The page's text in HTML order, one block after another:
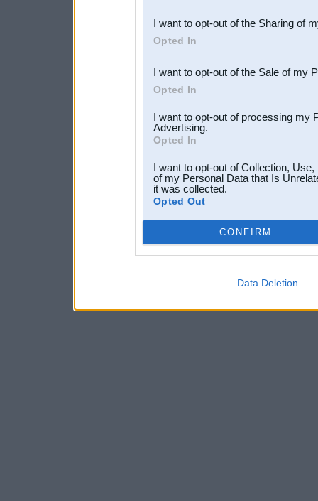
Downstream Participants
third parties.
I want to opt-out of the Sharing of
Opted In
I want to opt-out of the Sale of my
Opted In
I want to opt-out of processing my
Advertising.
Opted In
I want to opt-out of Collection,
of my Personal Data that Is
it was collected.
Opted Out
CONFIRM
Data Deletion